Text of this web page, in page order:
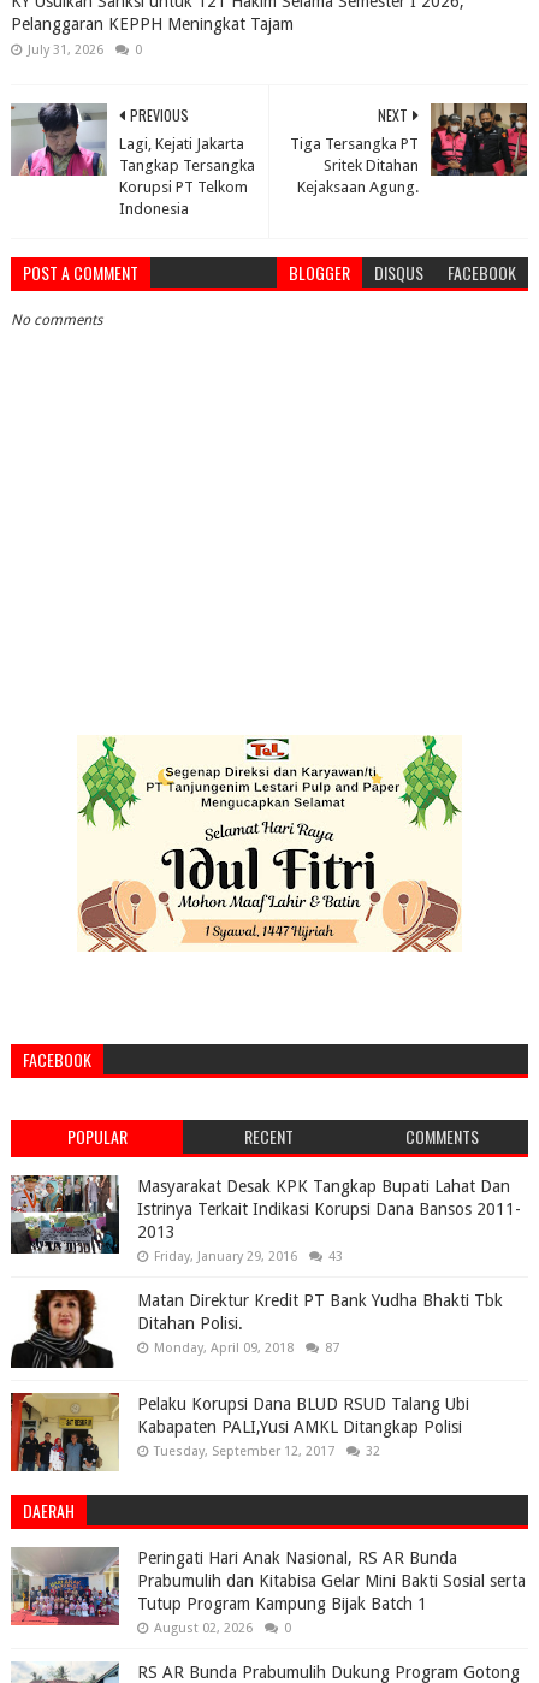
Pelanggaran KEPPH Meningkat Tajam
July 31, 2026 0
NEXT
Tiga Tersangka PT
Sritek Ditahan
Kejaksaan Agung.
PREVIOUS
Lagi, Kejati Jakarta
Tangkap Tersangka
Korupsi PT Telkom
Indonesia
POST A COMMENT BLOGGER DISQUS FACEBOOK
No comments
FACEBOOK
POPULAR RECENT COMMENTS
Masyarakat Desak KPK Tangkap Bupati Lahat Dan
Istrinya Terkait Indikasi Korupsi Dana Bansos 2011-
2013
Friday, January 29, 2016 43
Matan Direktur Kredit PT Bank Yudha Bhakti Tbk
Ditahan Polisi.
Monday, April 09, 2018 87
Pelaku Korupsi Dana BLUD RSUD Talang Ubi
Kabapaten PALI,Yusi AMKL Ditangkap Polisi
Tuesday, September 12, 2017 32
DAERAH
Peringati Hari Anak Nasional, RS AR Bunda
Prabumulih dan Kitabisa Gelar Mini Bakti Sosial serta
Tutup Program Kampung Bijak Batch 1
August 02, 2026 0
RS AR Bunda Prabumulih Dukung Program Gotong